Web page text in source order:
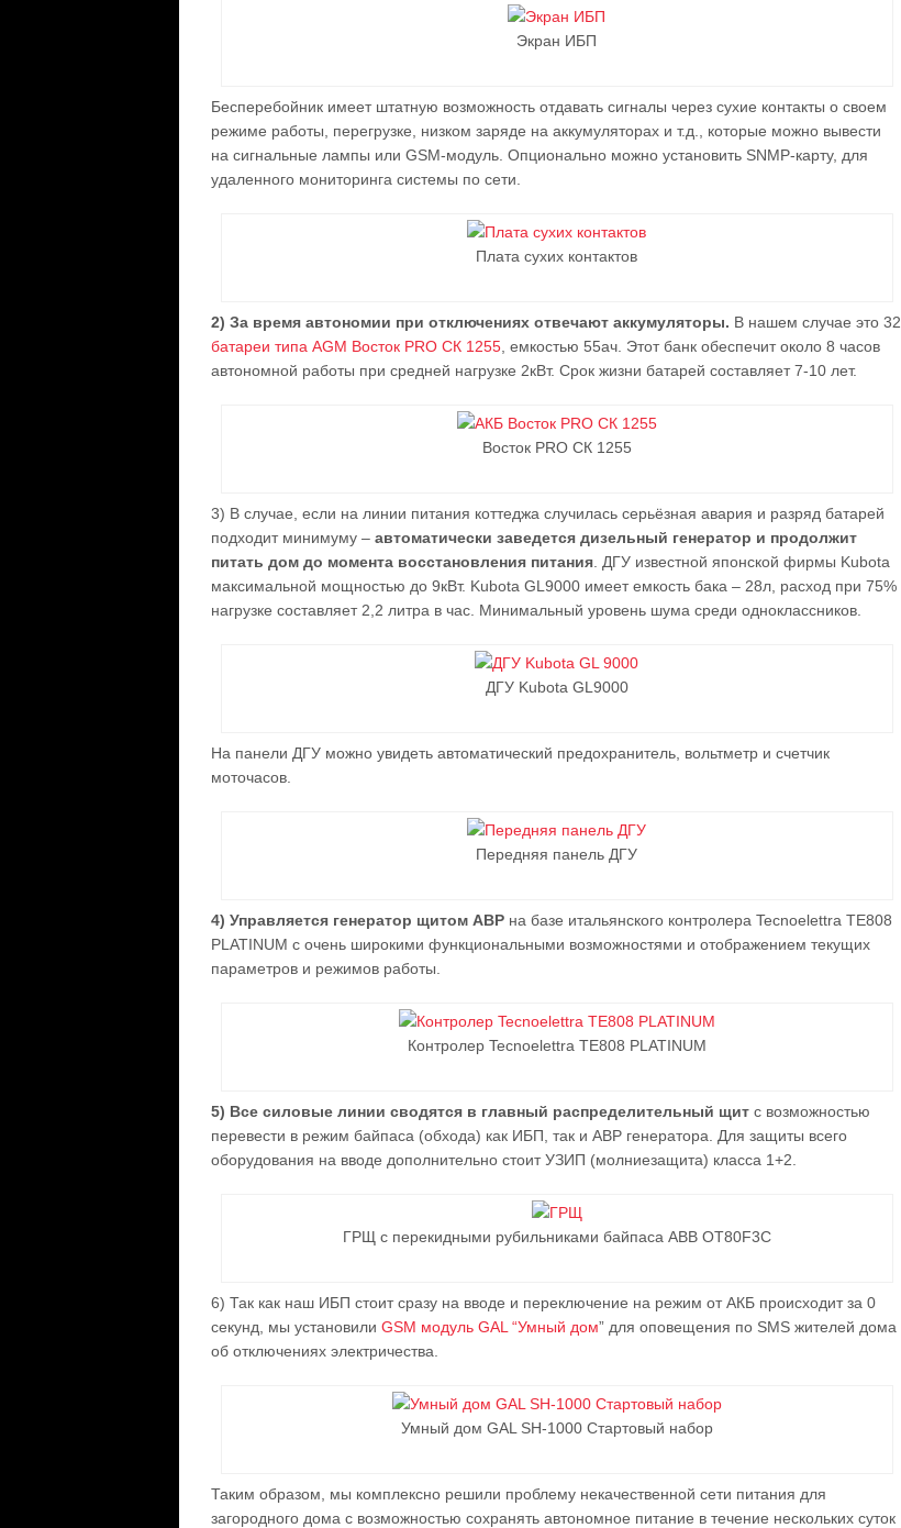
Экран ИБП
Бесперебойник имеет штатную возможность отдавать сигналы через сухие контакты о своем
режиме работы, перегрузке, низком заряде на аккумуляторах и т.д., которые можно вывести
на сигнальные лампы или GSM-модуль. Опционально можно установить SNMP-карту, для
удаленного мониторинга системы по сети.
Плата сухих контактов
2) За время автономии при отключениях отвечают аккумуляторы. В нашем случае это 32
батареи типа AGM Восток PRO СК 1255 , емкостью 55ач. Этот банк обеспечит около 8 часов
автономной работы при средней нагрузке 2кВт. Срок жизни батарей составляет 7-10 лет.
Восток PRO СК 1255
3) В случае, если на линии питания коттеджа случилась серьёзная авария и разряд батарей
подходит минимуму – автоматически заведется дизельный генератор и продолжит
питать дом до момента восстановления питания . ДГУ известной японской фирмы Kubota
максимальной мощностью до 9кВт. Kubota GL9000 имеет емкость бака – 28л, расход при 75%
нагрузке составляет 2,2 литра в час. Минимальный уровень шума среди одноклассников.
ДГУ Kubota GL9000
На панели ДГУ можно увидеть автоматический предохранитель, вольтметр и счетчик
моточасов.
Передняя панель ДГУ
4) Управляется генератор щитом АВР на базе итальянского контролера Tecnoelettra TE808
PLATINUM с очень широкими функциональными возможностями и отображением текущих
параметров и режимов работы.
Контролер Tecnoelettra TE808 PLATINUM
5) Все силовые линии сводятся в главный распределительный щит с возможностью
перевести в режим байпаса (обхода) как ИБП, так и АВР генератора. Для защиты всего
оборудования на вводе дополнительно стоит УЗИП (молниезащита) класса 1+2.
ГРЩ с перекидными рубильниками байпаса ABB OT80F3C
6) Так как наш ИБП стоит сразу на вводе и переключение на режим от АКБ происходит за 0
секунд, мы установили GSM модуль GAL “Умный дом” для оповещения по SMS жителей дома
об отключениях электричества.
Умный дом GAL SH-1000 Стартовый набор
Таким образом, мы комплексно решили проблему некачественной сети питания для
загородного дома с возможностью сохранять автономное питание в течение нескольких суток